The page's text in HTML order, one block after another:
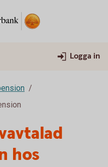
Logga in
hos